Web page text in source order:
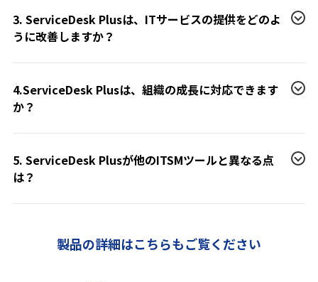
3. ServiceDesk Plusは、ITサービスの提供をどのよ
うに改善しますか？
4.ServiceDesk Plusは、組織の成長に対応できます
か？
5. ServiceDesk Plusが他のITSMツールと異なる点
は？
製品の詳細はこちらもご覧ください